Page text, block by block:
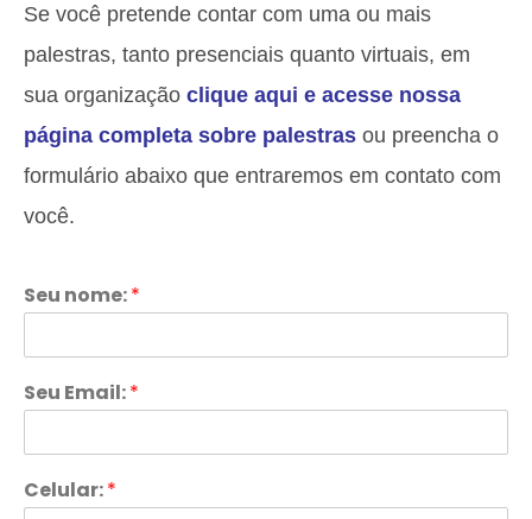
Se você pretende contar com uma ou mais
palestras, tanto presenciais quanto virtuais, em
sua organização clique aqui e acesse nossa
página completa sobre palestras ou preencha o
formulário abaixo que entraremos em contato com
você.
Seu nome:*
Seu Email:*
Celular:*